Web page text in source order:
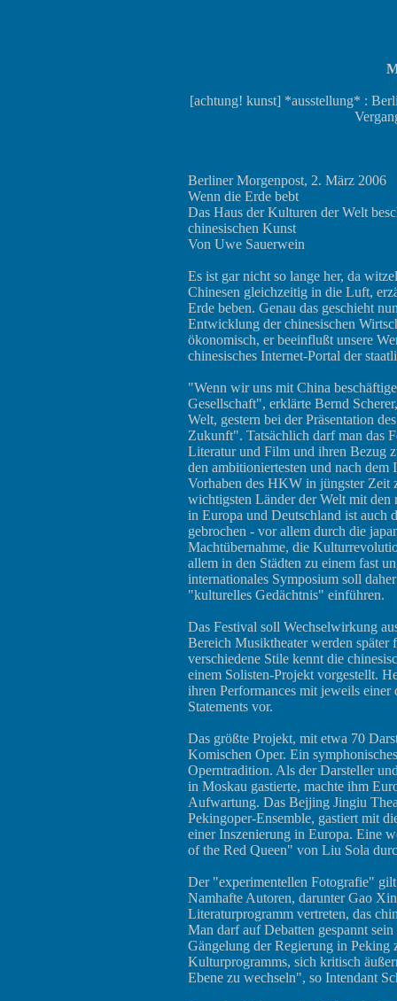
[achtung! kunst] *ausstellung* :
Berliner Morgenpost, 2. März 2006
Wenn die Erde bebt
Das Haus der Kulturen der Welt
chinesischen Kunst
Von Uwe Sauerwein
Es ist gar nicht so lange her, da
Chinesen gleichzeitig in die Luft,
Erde beben. Genau das geschieht
Entwicklung der chinesischen
ökonomisch, er beeinflußt unsere
chinesisches Internet-Portal der
"Wenn wir uns mit China
Gesellschaft", erklärte Bernd
Welt, gestern bei der Präsentation
Zukunft". Tatsächlich darf man das
Literatur und Film und ihren Bezug
den ambitioniertesten und nach
Vorhaben des HKW in jüngster Zeit
wichtigsten Länder der Welt mit den
in Europa und Deutschland ist auch
gebrochen - vor allem durch die
Machtübernahme, die
allem in den Städten zu einem fast
internationales Symposium soll
"kulturelles Gedächtnis" einführen.
Das Festival soll Wechselwirkung
Bereich Musiktheater werden
verschiedene Stile kennt die
einem Solisten-Projekt vorgestellt.
ihren Performances mit jeweils einer
Statements vor.
Das größte Projekt, mit etwa 70
Komischen Oper. Ein
Operntradition. Als der Darsteller
in Moskau gastierte, machte ihm
Aufwartung. Das Bejjing Jingiu
Pekingoper-Ensemble, gastiert mit
einer Inszenierung in Europa. Eine
of the Red Queen" von Liu Sola
Der "experimentellen Fotografie"
Namhafte Autoren, darunter Gao
Literaturprogramm vertreten, das
Man darf auf Debatten gespannt
Gängelung der Regierung in Peking
Kulturprogramms, sich kritisch
Ebene zu wechseln", so Intendant